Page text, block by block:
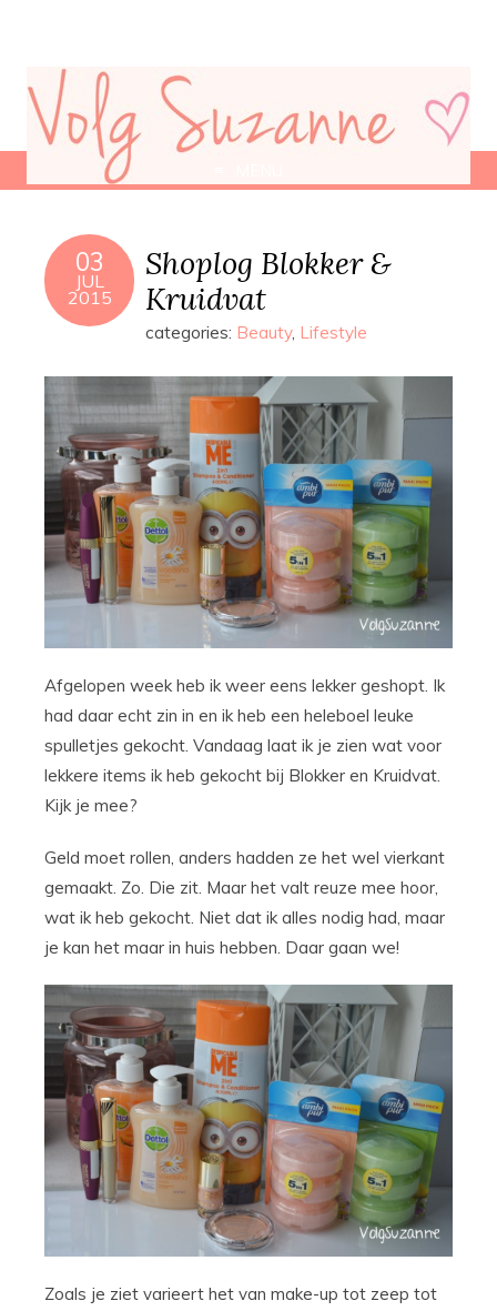
03
JUL
2015
Shoplog Blokker &
Kruidvat
categories: Beauty, Lifestyle
Afgelopen week heb ik weer eens lekker geshopt. Ik
had daar echt zin in en ik heb een heleboel leuke
spulletjes gekocht. Vandaag laat ik je zien wat voor
lekkere items ik heb gekocht bij Blokker en Kruidvat.
Kijk je mee?
Geld moet rollen, anders hadden ze het wel vierkant
gemaakt. Zo. Die zit. Maar het valt reuze mee hoor,
wat ik heb gekocht. Niet dat ik alles nodig had, maar
je kan het maar in huis hebben. Daar gaan we!
Zoals je ziet varieert het van make-up tot zeep tot